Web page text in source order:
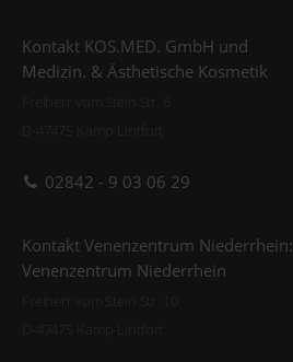
Kontakt KOS.MED. GmbH und
Medizin. & Ästhetische Kosmetik
02842 - 9 03 06 29
Kontakt Venenzentrum Niederrhein:
Venenzentrum Niederrhein